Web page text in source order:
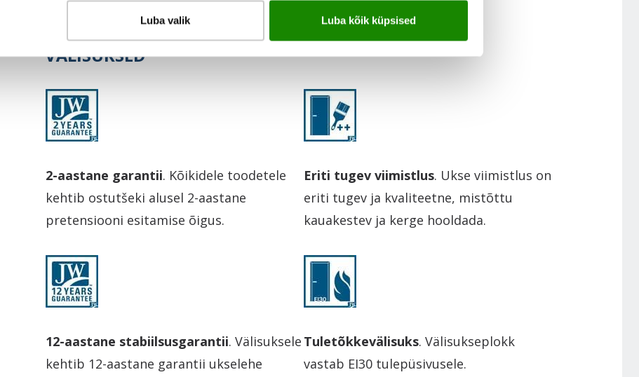
Luba valik Luba kõik küpsised
VÄLISUKSED
2-aastane garantii. Kõikidele toodetele
kehtib ostutšeki alusel 2-aastane
pretensiooni esitamise õigus.
Eriti tugev viimistlus. Ukse viimistlus on
eriti tugev ja kvaliteetne, mistõttu
kauakestev ja kerge hooldada.
12-aastane stabiilsusgarantii. Välisuksele
kehtib 12-aastane garantii ukselehe
Tuletõkkevälisuks. Välisukseplokk
vastab EI30 tulepüsivusele.